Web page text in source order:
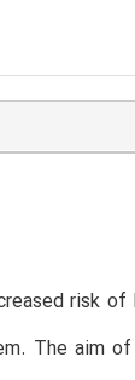
risk
The aim